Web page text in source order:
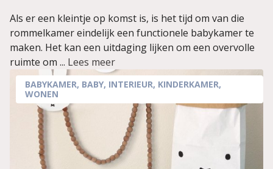
Als er een kleintje op komst is, is het tijd om van die
rommelkamer eindelijk een functionele babykamer te
maken. Het kan een uitdaging lijken om een overvolle
ruimte om ... Lees meer
BABYKAMER, BABY, INTERIEUR, KINDERKAMER,
WONEN